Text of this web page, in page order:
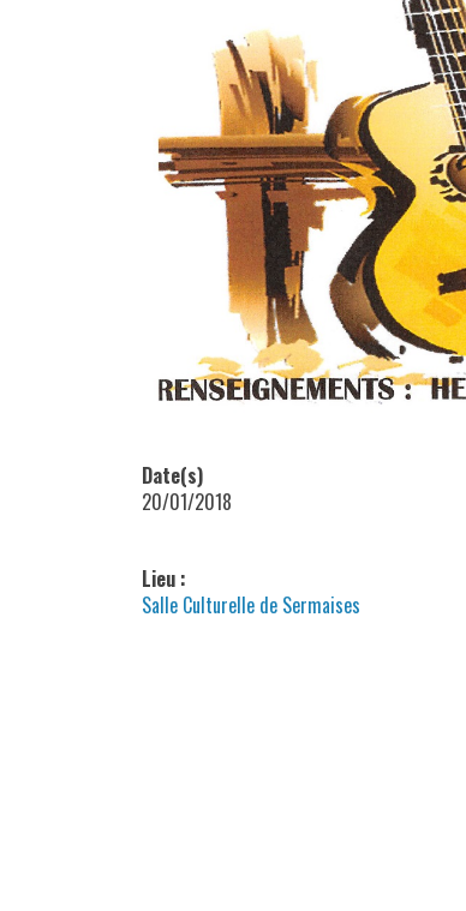
Date(s)
20/01/2018
Lieu :
Salle Culturelle de Sermaises